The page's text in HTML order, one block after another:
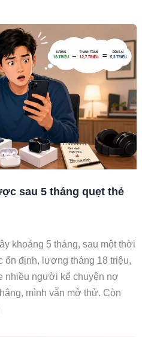
sau 5 tháng quẹt thẻ
khoảng 5 tháng, sau một thời
ổn định, lương tháng 18 triệu,
nhiều người kể chuyện nợ
mình vẫn mở thử. Còn